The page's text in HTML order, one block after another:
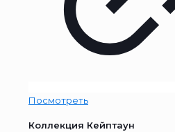
Посмотреть
Коллекция Кейптаун